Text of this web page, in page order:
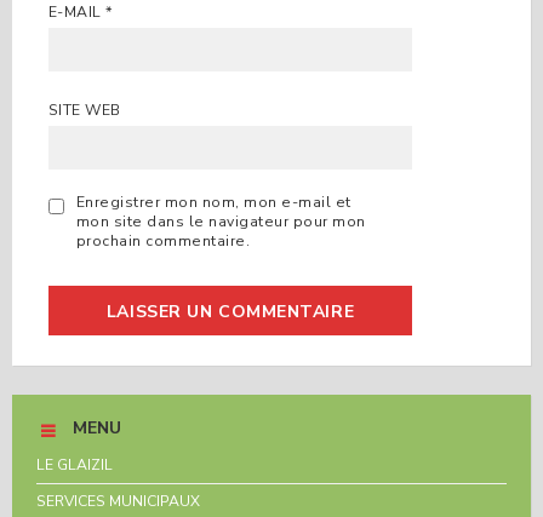
E-MAIL*
SITE WEB
Enregistrer mon nom, mon e-mail et
mon site dans le navigateur pour mon
prochain commentaire.
MENU
LE GLAIZIL
SERVICES MUNICIPAUX